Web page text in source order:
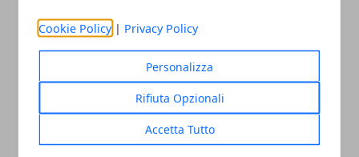
Cookie Policy | Privacy Policy
Personalizza
Rifiuta Opzionali
Accetta Tutto
10/07/2025